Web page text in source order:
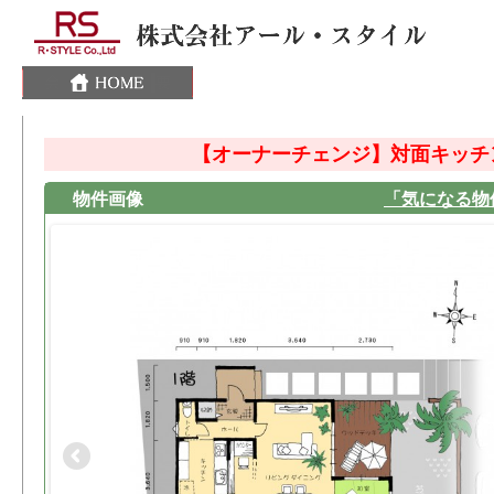
【オーナーチェンジ】対面キッ
物件画像 「気になる